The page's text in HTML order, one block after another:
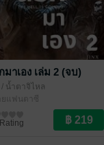
มาเอง เล่ม 2 (จบ)
/ น้ำตาจิไหล
ยแฟนตาซี